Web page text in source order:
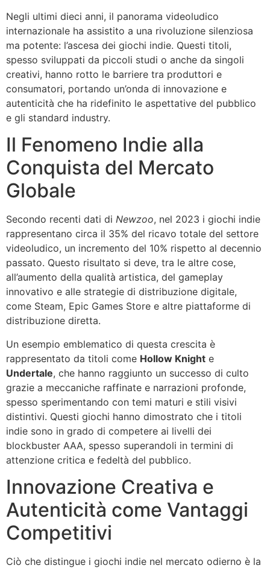
Negli ultimi dieci anni, il panorama videoludico
internazionale ha assistito a una rivoluzione silenziosa
ma potente: l’ascesa dei giochi indie. Questi titoli,
spesso sviluppati da piccoli studi o anche da singoli
creativi, hanno rotto le barriere tra produttori e
consumatori, portando un’onda di innovazione e
autenticità che ha ridefinito le aspettative del pubblico
e gli standard industry.
Il Fenomeno Indie alla
Conquista del Mercato
Globale
Secondo recenti dati di Newzoo, nel 2023 i giochi indie
rappresentano circa il 35% del ricavo totale del settore
videoludico, un incremento del 10% rispetto al decennio
passato. Questo risultato si deve, tra le altre cose,
all’aumento della qualità artistica, del gameplay
innovativo e alle strategie di distribuzione digitale,
come Steam, Epic Games Store e altre piattaforme di
distribuzione diretta.
Un esempio emblematico di questa crescita è
rappresentato da titoli come Hollow Knight e
Undertale, che hanno raggiunto un successo di culto
grazie a meccaniche raffinate e narrazioni profonde,
spesso sperimentando con temi maturi e stili visivi
distintivi. Questi giochi hanno dimostrato che i titoli
indie sono in grado di competere ai livelli dei
blockbuster AAA, spesso superandoli in termini di
attenzione critica e fedeltà del pubblico.
Innovazione Creativa e
Autenticità come Vantaggi
Competitivi
Ciò che distingue i giochi indie nel mercato odierno è la